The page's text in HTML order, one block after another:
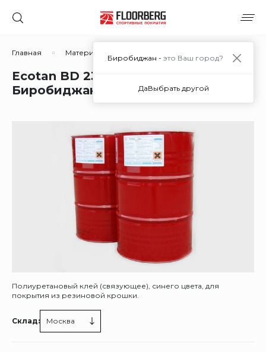
Главная Материалы Материалы для покрытий из
Ecotan BD 23/1 BLUE в
Биробиджане
Полиуретановый клей (связующее), синего цвета, для
покрытия из резиновой крошки.
Склад: Москва
Биробиджан - это Ваш город?
ДаВыбрать другой